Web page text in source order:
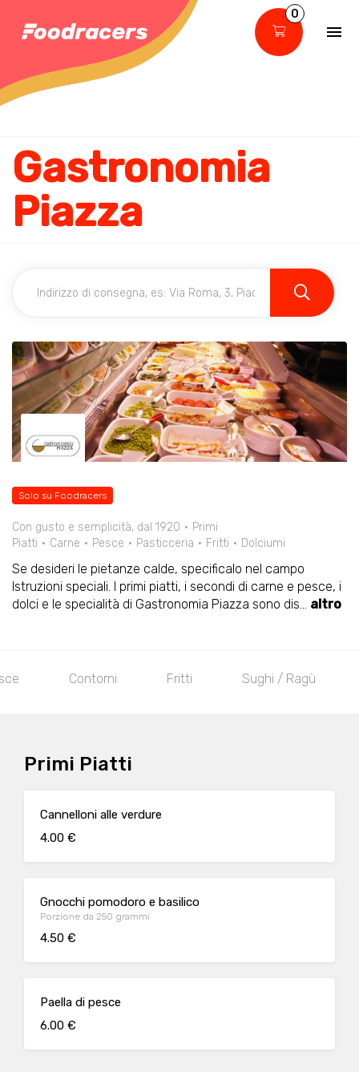
0
Gastronomia
Piazza
Solo su Foodracers
Con gusto e semplicità, dal 1920
Primi
Piatti
Carne Pesce Pasticceria Fritti Dolciumi
Se desideri le pietanze calde, specificalo nel campo
Istruzioni speciali. I primi piatti, i secondi di carne e pesce, i
dolci e le specialità di Gastronomia Piazza sono dis... altro
Contorni Fritti Sughi / Ragù
Primi Piatti
Cannelloni alle verdure
4.00 €
Gnocchi pomodoro e basilico
Porzione da 250 grammi
4.50 €
Paella di pesce
6.00 €